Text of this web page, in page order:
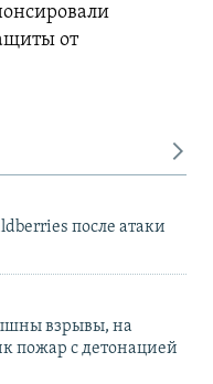
от
после атаки
взрывы, на
пожар с детонацией